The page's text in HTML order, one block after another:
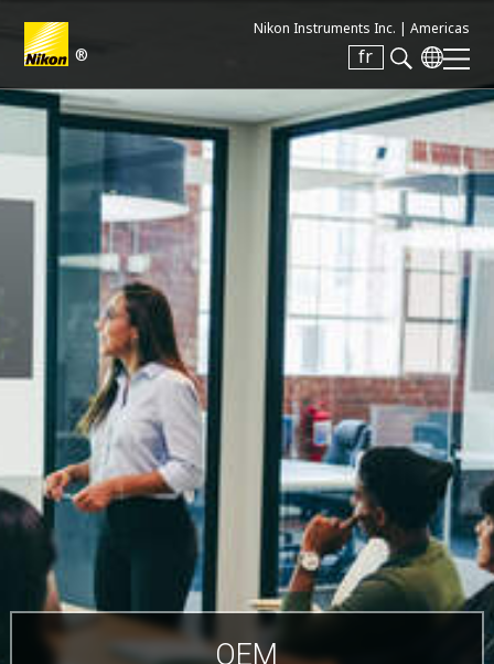
®
Nikon Instruments Inc. | Americas
fr
Search keyword(s)
OEM